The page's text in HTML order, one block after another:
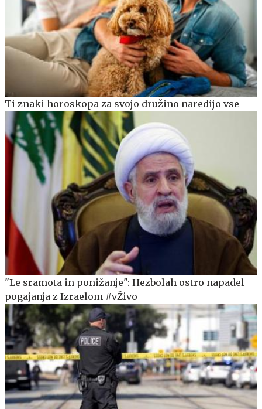
Ti znaki horoskopa za svojo družino naredijo vse
"Le sramota in ponižanje": Hezbolah ostro napadel
pogajanja z Izraelom #vŽivo